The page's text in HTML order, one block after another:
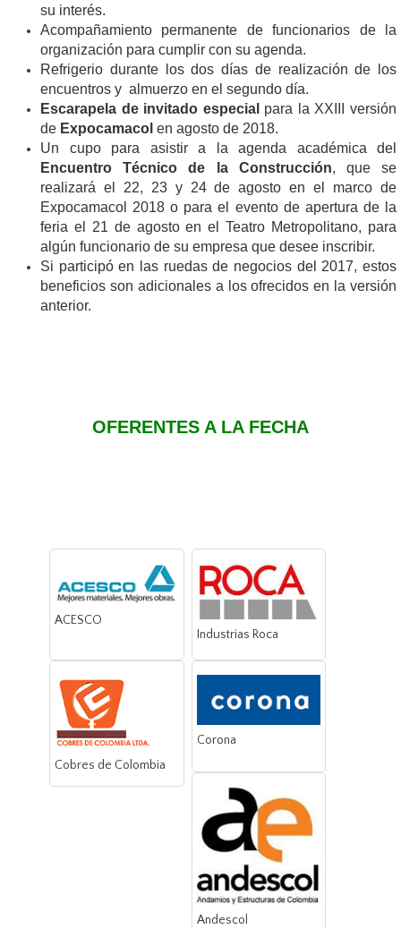
su interés.
Acompañamiento permanente de funcionarios de la
organización para cumplir con su agenda.
Refrigerio durante los dos días de realización de los
encuentros y almuerzo en el segundo día.
Escarapela de invitado especial para la XXIII versión
de Expocamacol en agosto de 2018.
Un cupo para asistir a la agenda académica del
Encuentro Técnico de la Construcción, que se
realizará el 22, 23 y 24 de agosto en el marco de
Expocamacol 2018 o para el evento de apertura de la
feria el 21 de agosto en el Teatro Metropolitano, para
algún funcionario de su empresa que desee inscribir.
Si participó en las ruedas de negocios del 2017, estos
beneficios son adicionales a los ofrecidos en la versión
anterior.
OFERENTES A LA FECHA
ACESCO
Industrias Roca
Cobres de Colombia
Corona
Andescol